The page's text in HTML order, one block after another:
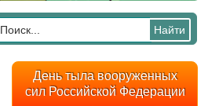
День тыла вооруженных
сил Российской Федерации